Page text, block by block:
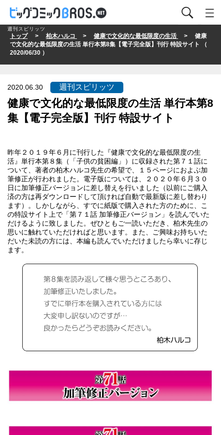
トップ> 柏木ハルコ > 健康で文化的な最低限度の生活
> 健康
で文化的な最低限度の生活 単行本第8集【電子完全版】刊行 特設サイト （
2020/06/30 ）
週刊スピリッツ
2020.06.30
健康で文化的な最低限度の生活 単行本第8
集【電子完全版】刊行 特設サイト
週刊スピリッツ
昨年２０１９年６月に刊行した『健康で文化的な最低限度の生
活』単行本第８集（「子供の貧困編」）に収録された第７１話に
ついて、著者の柏木ハルコ先生の希望で、１５ページにおよぶ加
筆修正が行われました。電子版については、２０２０年６月３０
日に加筆修正バージョンに差し替えを行いました（以前にご購入
済の方は再ダウンロードして頂ければ自動で最新版に差し替わり
ます）。しかしながら、すでに紙版で購入された方のために、こ
の特設サイト上で「第７１話 加筆修正バージョン」を読んでいた
だけるように致しました。ぜひともご一読いただき、柏木先生の
思いに触れていただければと思います。また、ご興味お持ちいた
だいた未読の方には、本編も読んでいただけましたら幸いに存じ
ます。